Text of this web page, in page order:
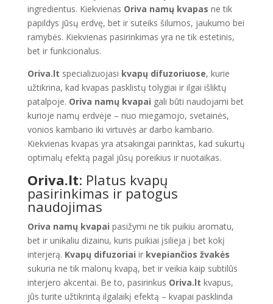
ingredientus. Kiekvienas Oriva namų kvapas ne tik
papildys jūsų erdvę, bet ir suteiks šilumos, jaukumo bei
ramybės. Kiekvienas pasirinkimas yra ne tik estetinis,
bet ir funkcionalus.
Oriva.lt specializuojasi kvapų difuzoriuose, kurie
užtikrina, kad kvapas pasklistų tolygiai ir ilgai išliktų
patalpoje. Oriva namų kvapai gali būti naudojami bet
kurioje namų erdvėje – nuo miegamojo, svetainės,
vonios kambario iki virtuvės ar darbo kambario.
Kiekvienas kvapas yra atsakingai parinktas, kad sukurtų
optimalų efektą pagal jūsų poreikius ir nuotaikas.
Oriva.lt: Platus kvapų
pasirinkimas ir patogus
naudojimas
Oriva namų kvapai pasižymi ne tik puikiu aromatu,
bet ir unikaliu dizainu, kuris puikiai įsilieja į bet kokį
interjerą. Kvapų difuzoriai ir kvepiančios žvakės
sukuria ne tik malonų kvapą, bet ir veikia kaip subtilūs
interjero akcentai. Be to, pasirinkus Oriva.lt kvapus,
jūs turite užtikrintą ilgalaikį efektą – kvapai pasklinda